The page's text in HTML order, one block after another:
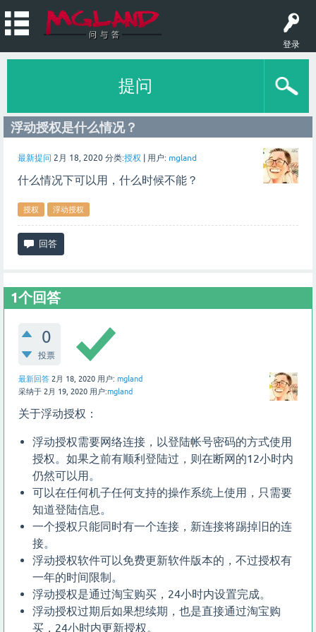
登录
提问
浮动授权是什么情况？
最新提问 2月 18, 2020 分类:授权 用户: mgland
什么情况下可以用，什么时候不能？
授权 浮动授权
1个回答
0
投票
最新回答 2月 18, 2020 用户: mgland
采纳于 2月 19, 2020 用户:mgland
关于浮动授权：
浮动授权需要网络连接，以登陆帐号密码的方式使用
授权。如果之前有顺利登陆过，则在断网的12小时内
仍然可以用。
可以在任何机子任何支持的操作系统上使用，只需要
知道登陆信息。
一个授权只能同时有一个连接，新连接将踢掉旧的连
接。
浮动授权软件可以免费更新软件版本的，不过授权有
一年的时间限制。
浮动授权是通过淘宝购买，24小时内设置完成。
浮动授权过期后如果想续期，也是直接通过淘宝购
买，24小时内更新授权。